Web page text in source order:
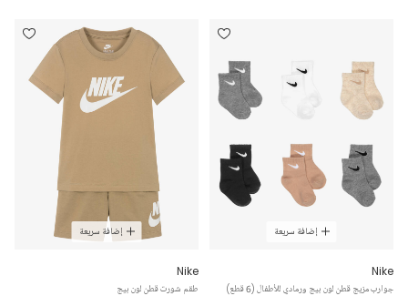
إضافة سريعة
Nike
جوارب مزيج قطن لون بيج ورمادي للأطفال (6 قطع)
إضافة سريعة
Nike
طقم شورت قطن لون بيج